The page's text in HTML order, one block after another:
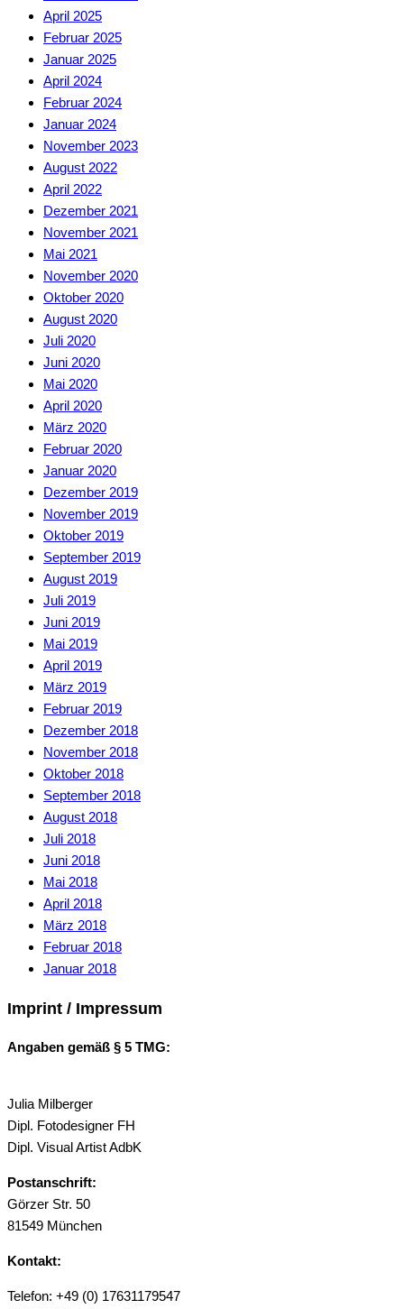
April 2025
Februar 2025
Januar 2025
April 2024
Februar 2024
Januar 2024
November 2023
August 2022
April 2022
Dezember 2021
November 2021
Mai 2021
November 2020
Oktober 2020
August 2020
Juli 2020
Juni 2020
Mai 2020
April 2020
März 2020
Februar 2020
Januar 2020
Dezember 2019
November 2019
Oktober 2019
September 2019
August 2019
Juli 2019
Juni 2019
Mai 2019
April 2019
März 2019
Februar 2019
Dezember 2018
November 2018
Oktober 2018
September 2018
August 2018
Juli 2018
Juni 2018
Mai 2018
April 2018
März 2018
Februar 2018
Januar 2018
Imprint / Impressum
Angaben gemäß § 5 TMG:
Julia Milberger
Dipl. Fotodesigner FH
Dipl. Visual Artist AdbK
Postanschrift:
Görzer Str. 50
81549 München
Kontakt:
Telefon: +49 (0) 17631179547